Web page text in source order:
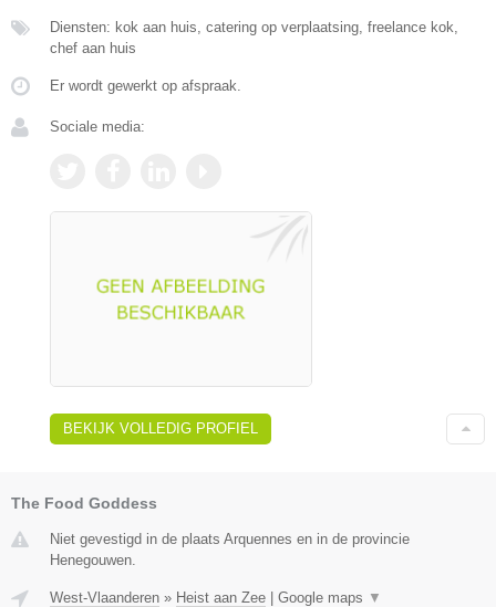
Diensten: kok aan huis, catering op verplaatsing, freelance kok,
chef aan huis
Er wordt gewerkt op afspraak.
Sociale media:
BEKIJK VOLLEDIG PROFIEL
The Food Goddess
Niet gevestigd in de plaats Arquennes en in de provincie
Henegouwen.
West-Vlaanderen » Heist aan Zee Google maps ▼